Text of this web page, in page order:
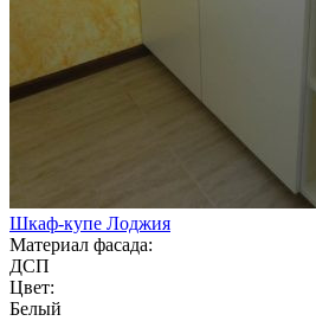
Шкаф-купе Лоджия
Материал фасада:
ДСП
Цвет:
Белый